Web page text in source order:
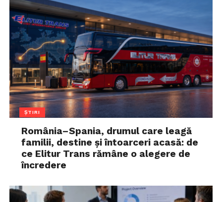
ȘTIRI
România–Spania, drumul care leagă
familii, destine și întoarceri acasă: de
ce Elitur Trans rămâne o alegere de
încredere